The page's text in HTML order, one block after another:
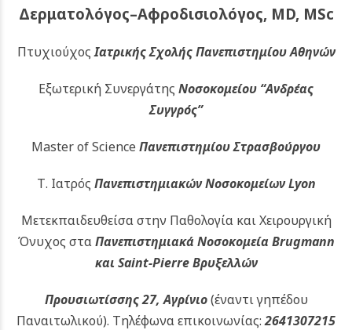
Δερματολόγος–Αφροδισιολόγος, MD, MSc
ΠτυχιούχοςΙατρικής Σχολής Πανεπιστημίου Αθηνών
Εξωτερική Συνεργάτης Νοσοκομείου “Ανδρέας
Συγγρός”
Master of Science Πανεπιστημίου Στρασβούργου
Τ. Ιατρός Πανεπιστημιακών Νοσοκομείων Lyon
Μετεκπαιδευθείσα στην Παθολογία και Χειρουργική
Όνυχος σταΠανεπιστημιακά Νοσοκομεία Brugmann
και Saint-Pierre Βρυξελλών
Προυσιωτίσσης 27, Αγρίνιο(έναντι γηπέδου
Παναιτωλικού). Τηλέφωνα επικοινωνίας:2641307215